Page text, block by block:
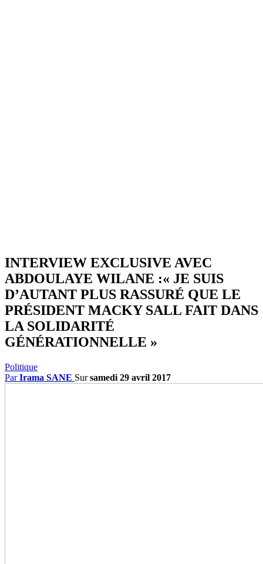
INTERVIEW EXCLUSIVE AVEC
ABDOULAYE WILANE :« JE SUIS
D’AUTANT PLUS RASSURÉ QUE LE
PRÉSIDENT MACKY SALL FAIT DANS
LA SOLIDARITÉ
GÉNÉRATIONNELLE »
Politique
ParIrama SANE Sursamedi 29 avril 2017